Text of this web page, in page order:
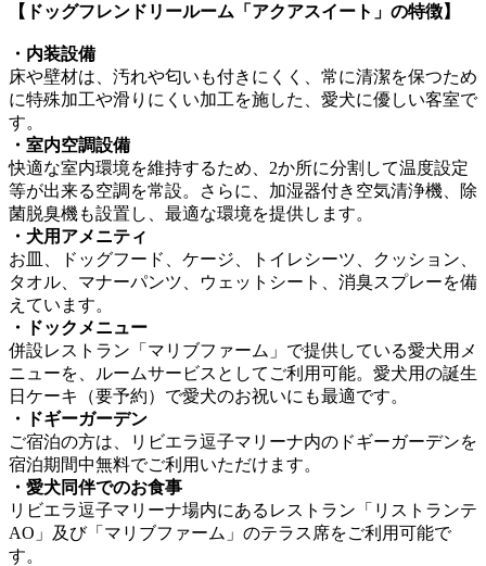
【ドッグフレンドリールーム「アクアスイート」の特徴】
・内装設備
床や壁材は、汚れや匂いも付きにくく、常に清潔を保つため
に特殊加工や滑りにくい加工を施した、愛犬に優しい客室で
す。
・室内空調設備
快適な室内環境を維持するため、2か所に分割して温度設定
等が出来る空調を常設。さらに、加湿器付き空気清浄機、除
菌脱臭機も設置し、最適な環境を提供します。
・犬用アメニティ
お皿、ドッグフード、ケージ、トイレシーツ、クッション、
タオル、マナーパンツ、ウェットシート、消臭スプレーを備
えています。
・ドックメニュー
併設レストラン「マリブファーム」で提供している愛犬用メ
ニューを、ルームサービスとしてご利用可能。愛犬用の誕生
日ケーキ（要予約）で愛犬のお祝いにも最適です。
・ドギーガーデン
ご宿泊の方は、リビエラ逗子マリーナ内のドギーガーデンを
宿泊期間中無料でご利用いただけます。
・愛犬同伴でのお食事
リビエラ逗子マリーナ場内にあるレストラン「リストランテ
AO」及び「マリブファーム」のテラス席をご利用可能で
す。